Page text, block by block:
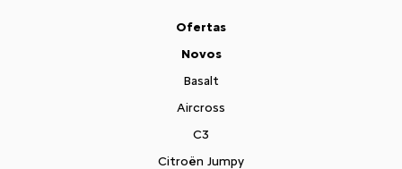
Ofertas
Novos
Basalt
Aircross
C3
Citroën Jumpy